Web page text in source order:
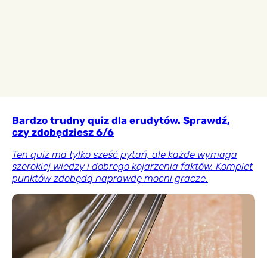
Bardzo trudny quiz dla erudytów. Sprawdź,
czy zdobędziesz 6/6
Ten quiz ma tylko sześć pytań, ale każde wymaga
szerokiej wiedzy i dobrego kojarzenia faktów. Komplet
punktów zdobędą naprawdę mocni gracze.